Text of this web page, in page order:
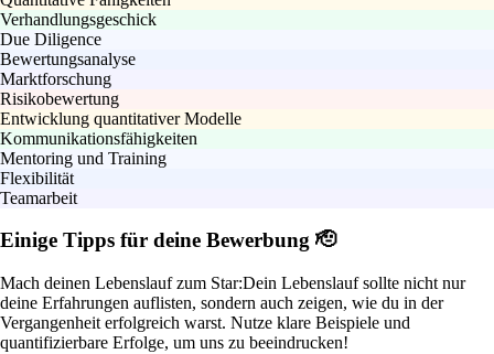
Verhandlungsgeschick
Due Diligence
Bewertungsanalyse
Marktforschung
Risikobewertung
Entwicklung quantitativer Modelle
Kommunikationsfähigkeiten
Mentoring und Training
Flexibilität
Teamarbeit
Einige Tipps für deine Bewerbung 🫡
Mach deinen Lebenslauf zum Star:Dein Lebenslauf sollte nicht nur
deine Erfahrungen auflisten, sondern auch zeigen, wie du in der
Vergangenheit erfolgreich warst. Nutze klare Beispiele und
quantifizierbare Erfolge, um uns zu beeindrucken!